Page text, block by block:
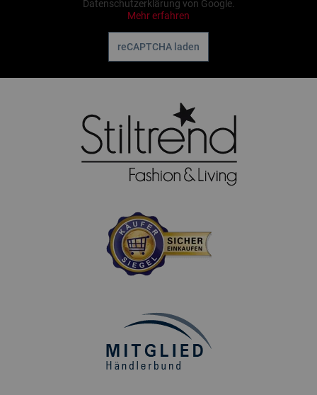
Datenschutzerklärung von Google.
Mehr erfahren
reCAPTCHA laden